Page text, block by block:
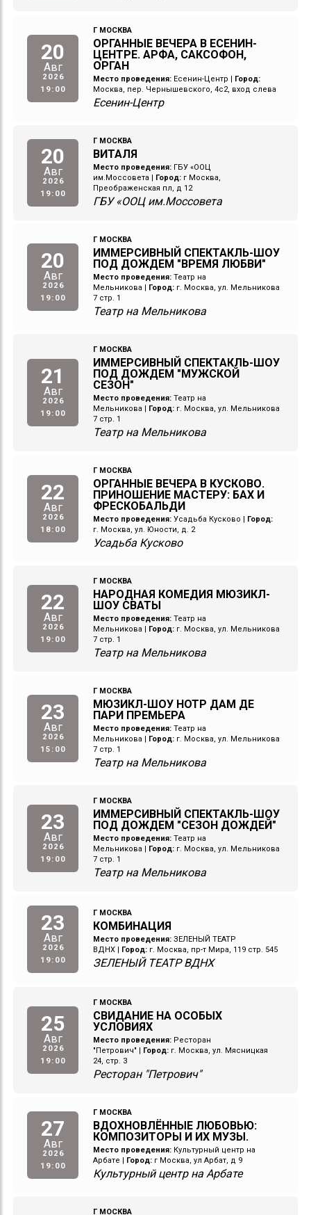
20
Авг
2026
19:00
Г МОСКВА
ОРГАННЫЕ ВЕЧЕРА В ЕСЕНИН-
ЦЕНТРЕ. АРФА, САКСОФОН,
ОРГАН
Место проведения: Есенин-Центр
Город:
Москва, пер. Чернышевского, 4с2, вход слева
Есенин-Центр
20
Авг
2026
19:00
Г МОСКВА
ВИТАЛЯ
Место проведения: ГБУ «ООЦ
им.Моссовета
Город: г Москва,
Преображенская пл, д 12
ГБУ «ООЦ им.Моссовета
20
Авг
2026
19:00
Г МОСКВА
ИММЕРСИВНЫЙ СПЕКТАКЛЬ-ШОУ
ПОД ДОЖДЕМ "ВРЕМЯ ЛЮБВИ"
Место проведения: Театр на
Мельникова
Город: г. Москва, ул. Мельникова
7 стр. 1
Театр на Мельникова
21
Авг
2026
19:00
Г МОСКВА
ИММЕРСИВНЫЙ СПЕКТАКЛЬ-ШОУ
ПОД ДОЖДЕМ "МУЖСКОЙ
СЕЗОН"
Место проведения: Театр на
Мельникова
Город: г. Москва, ул. Мельникова
7 стр. 1
Театр на Мельникова
22
Авг
2026
18:00
Г МОСКВА
ОРГАННЫЕ ВЕЧЕРА В КУСКОВО.
ПРИНОШЕНИЕ МАСТЕРУ: БАХ И
ФРЕСКОБАЛЬДИ
Место проведения: Усадьба Кусково
Город:
г. Москва, ул. Юности, д. 2
Усадьба Кусково
22
Авг
2026
19:00
Г МОСКВА
НАРОДНАЯ КОМЕДИЯ МЮЗИКЛ-
ШОУ СВАТЫ
Место проведения: Театр на
Мельникова
Город: г. Москва, ул. Мельникова
7 стр. 1
Театр на Мельникова
23
Авг
2026
15:00
Г МОСКВА
МЮЗИКЛ-ШОУ НОТР ДАМ ДЕ
ПАРИ ПРЕМЬЕРА
Место проведения: Театр на
Мельникова
Город: г. Москва, ул. Мельникова
7 стр. 1
Театр на Мельникова
23
Авг
2026
19:00
Г МОСКВА
ИММЕРСИВНЫЙ СПЕКТАКЛЬ-ШОУ
ПОД ДОЖДЕМ "СЕЗОН ДОЖДЕЙ"
Место проведения: Театр на
Мельникова
Город: г. Москва, ул. Мельникова
7 стр. 1
Театр на Мельникова
23
Авг
2026
19:00
Г МОСКВА
КОМБИНАЦИЯ
Место проведения: ЗЕЛЕНЫЙ ТЕАТР
ВДНХ | Город: г. Москва, пр-т Мира, 119 стр. 545
ЗЕЛЕНЫЙ ТЕАТР ВДНХ
25
Авг
2026
19:00
Г МОСКВА
СВИДАНИЕ НА ОСОБЫХ
УСЛОВИЯХ
Место проведения: Ресторан
"Петрович"
Город: г. Москва, ул. Мясницкая
24, стр. 3
Ресторан "Петрович"
27
Авг
2026
19:00
Г МОСКВА
ВДОХНОВЛЁННЫЕ ЛЮБОВЬЮ:
КОМПОЗИТОРЫ И ИХ МУЗЫ.
Место проведения: Культурный центр на
Арбате
Город: г Москва, ул Арбат, д 9
Культурный центр на Арбате
Г МОСКВА